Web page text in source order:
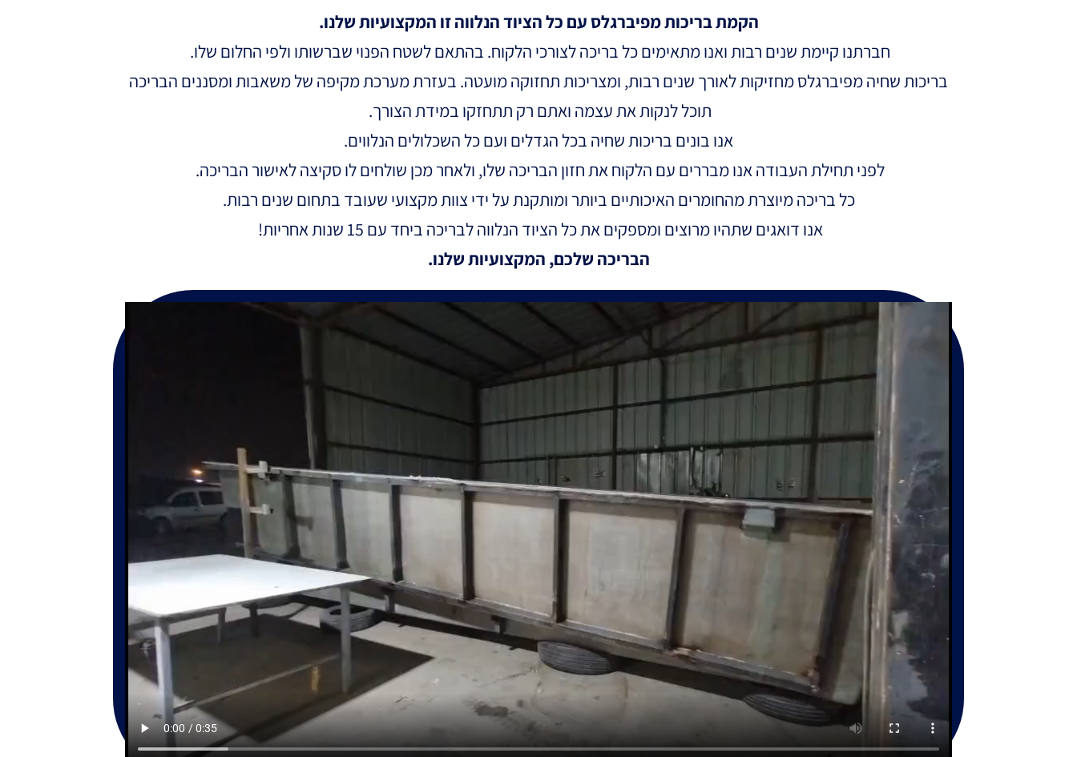
הקמת בריכות מפיברגלס עם כל הציוד הנלווה זו המקצועיות שלנו.
חברתנו קיימת שנים רבות ואנו מתאימים כל בריכה לצורכי הלקוח. בהתאם לשטח הפנוי שברשותו ולפי החלום שלו.
בריכות שחיה מפיברגלס מחזיקות לאורך שנים רבות, ומצריכות תחזוקה מועטה. בעזרת מערכת מקיפה של משאבות ומסננים הבריכה
תוכל לנקות את עצמה ואתם רק תתחזקו במידת הצורך.
אנו בונים בריכות שחיה בכל הגדלים ועם כל השכלולים הנלווים.
לפני תחילת העבודה אנו מבררים עם הלקוח את חזון הבריכה שלו, ולאחר מכן שולחים לו סקיצה לאישור הבריכה.
כל בריכה מיוצרת מהחומרים האיכותיים ביותר ומותקנת על ידי צוות מקצועי שעובד בתחום שנים רבות.
אנו דואגים שתהיו מרוצים ומספקים את כל הציוד הנלווה לבריכה ביחד עם 15 שנות אחריות!
הבריכה שלכם, המקצועיות שלנו.